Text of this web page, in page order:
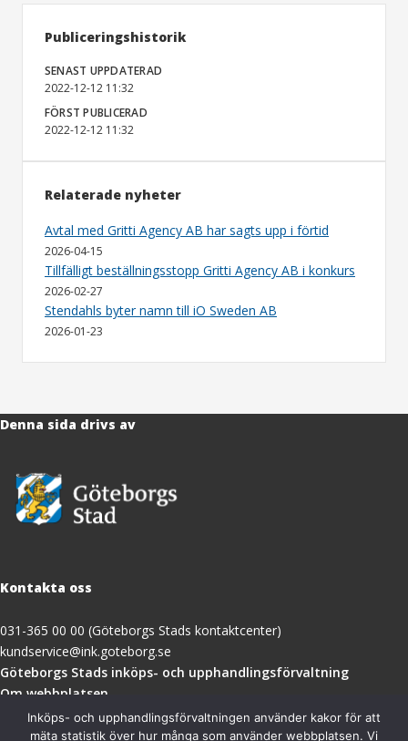
Publiceringshistorik
SENAST UPPDATERAD
2022-12-12 11:32
FÖRST PUBLICERAD
2022-12-12 11:32
Relaterade nyheter
Avtal med Gritti Agency AB har sagts upp i förtid
2026-04-15
Tillfälligt beställningsstopp Gritti Agency AB i konkurs
2026-02-27
Stendahls byter namn till iO Sweden AB
2026-01-23
Denna sida drivs av
Kontakta oss
031-365 00 00 (Göteborgs Stads kontaktcenter)
kundservice@ink.goteborg.se
Göteborgs Stads inköps- och upphandlingsförvaltning(öppnas
nytt
fönster)
Om webbplatsen
Tillgänglighetsredogörelse
Inköps- och upphandlingsförvaltningen använder kakor för att
mäta statistik över hur många som använder webbplatsen. Vi